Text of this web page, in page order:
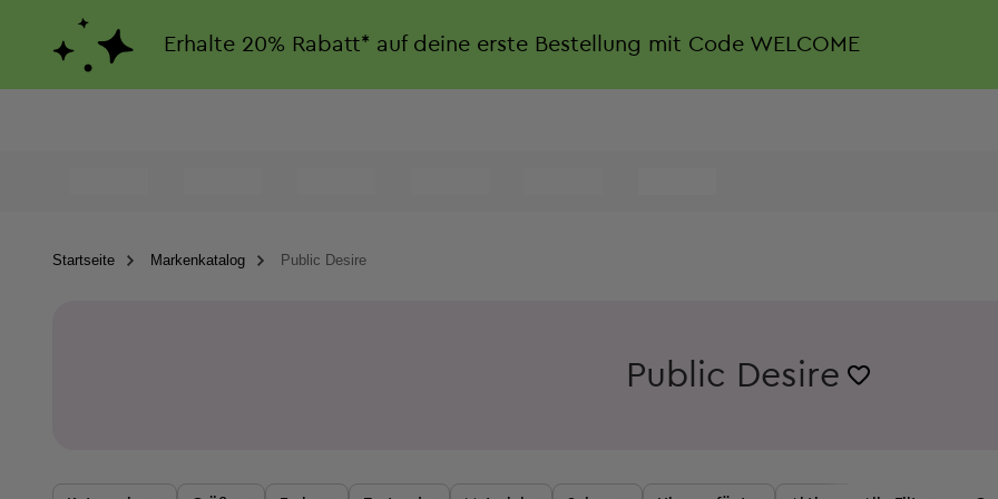
Erhalte 20% Rabatt* auf deine erste Bestellung mit Code WELCOME
Startseite Markenkatalog Public Desire
Public Desire